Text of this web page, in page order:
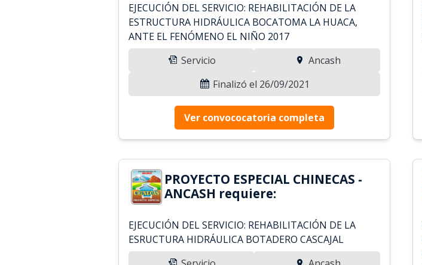
EJECUCIÓN DEL SERVICIO: REHABILITACIÓN DE LA
ESTRUCTURA HIDRÁULICA BOCATOMA LA HUACA,
ANTE EL FENÓMENO EL NIÑO 2017
Servicio
Ancash
Finalizó el 26/09/2021
Ver convococatoria completa
PROYECTO ESPECIAL CHINECAS -
ANCASH requiere:
EJECUCIÓN DEL SERVICIO: REHABILITACIÓN DE LA
ESRUCTURA HIDRÁULICA BOTADERO CASCAJAL